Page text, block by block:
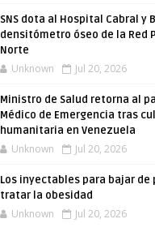
SNS dota al Hospital Cabral y
densitómetro óseo de la Red
Norte
Unknown Jul 20, 2026
Ministro de Salud retorna al
Médico de Emergencia tras
humanitaria en Venezuela
Unknown Jul 20, 2026
Los inyectables para bajar de
tratar la obesidad
Unknown Jul 20, 2026